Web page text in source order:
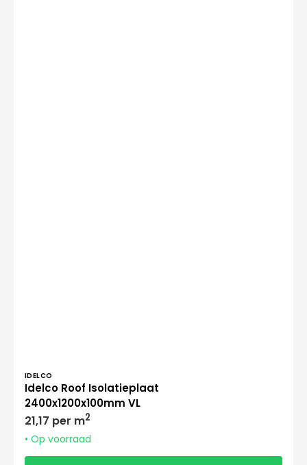
IDELCO
Idelco Roof Isolatieplaat
2400x1200x100mm VL
Normale
prijs
21,17 per m2
• Op voorraad